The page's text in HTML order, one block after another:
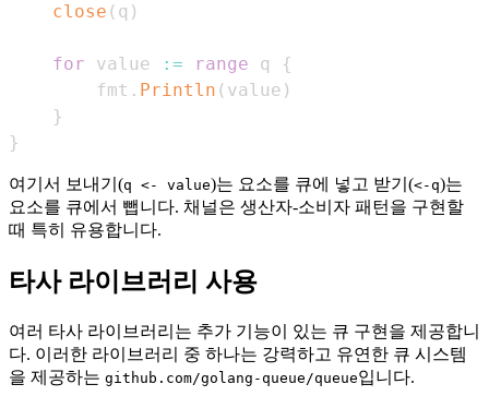
close ( q )
for value := range q
{
        fmt
. Println ( value )
}
}
여기서 보내기(q <- value)는 요소를 큐에 넣고 받기(<-q)는
요소를 큐에서 뺍니다. 채널은 생산자-소비자 패턴을 구현할
때 특히 유용합니다.
타사 라이브러리 사용
여러 타사 라이브러리는 추가 기능이 있는 큐 구현을 제공합니
다. 이러한 라이브러리 중 하나는 강력하고 유연한 큐 시스템
을 제공하는 github.com/golang-queue/queue입니다.